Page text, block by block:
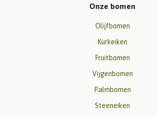
Onze bomen
Olijfbomen
Kurkeiken
Fruitbomen
Vijgenbomen
Palmbomen
Steeneiken